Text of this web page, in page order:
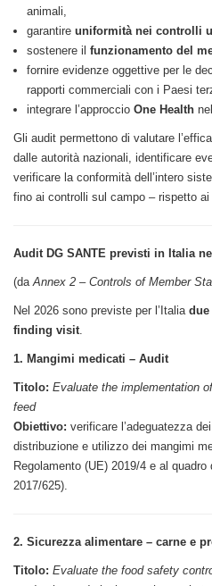
animali,
garantire uniformità nei controlli
sostenere il funzionamento del
fornire evidenze oggettive per le
rapporti commerciali con i Paesi
integrare l’approccio One Health
Gli audit permettono di valutare
dalle autorità nazionali, identificare
verificare la conformità dell’intero
fino ai controlli sul campo – rispetto
Audit DG SANTE previsti in Italia
(daAnnex 2 – Controls of Member
Nel 2026 sono previste per l’Italia
finding visit.
1. Mangimi medicati – Audit
Titolo: Evaluate the implementation
feed
Obiettivo: verificare l’adeguatezza
distribuzione e utilizzo dei mangimi
Regolamento (UE) 2019/4 e al
2017/625).
2. Sicurezza alimentare – carne e
Titolo: Evaluate the food safety